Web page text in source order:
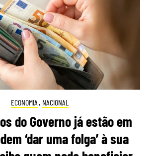
ECONOMIA , NACIONAL
do Governo já estão em
‘dar uma folga’ à sua